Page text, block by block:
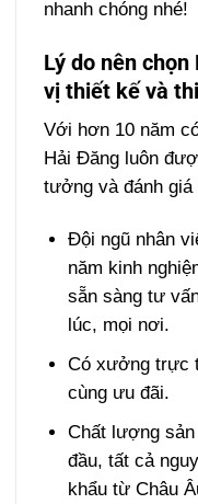
nhanh chóng nhé!
Lý do nên
vị thiết kế và
Với hơn 10 năm
Hải Đăng luôn
tưởng và đánh
Đội ngũ nhân
năm kinh
sẵn sàng tư
lúc, mọi nơi.
Có xưởng trực
cùng ưu đãi.
Chất lượng
đầu, tất cả
khẩu từ Châu